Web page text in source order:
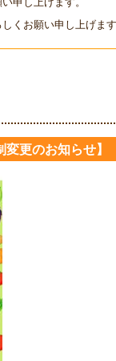
くお願い申し上げま
更のお知らせ】